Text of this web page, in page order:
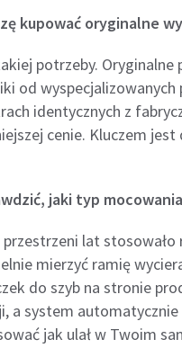
kupować oryginalne
potrzeby.
od
identycznych z
cenie. Kluczem
jaki typ
przestrzeni lat stosowało
mierzyć ramię
do szyb na stronie
a system
jak ulał w Twoim